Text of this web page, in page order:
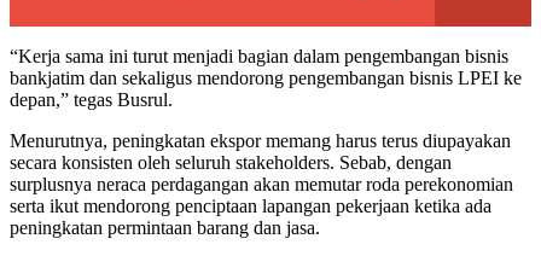
“Kerja sama ini turut menjadi bagian dalam pengembangan bisnis
bankjatim dan sekaligus mendorong pengembangan bisnis LPEI ke
depan,” tegas Busrul.
Menurutnya, peningkatan ekspor memang harus terus diupayakan
secara konsisten oleh seluruh stakeholders. Sebab, dengan
surplusnya neraca perdagangan akan memutar roda perekonomian
serta ikut mendorong penciptaan lapangan pekerjaan ketika ada
peningkatan permintaan barang dan jasa.